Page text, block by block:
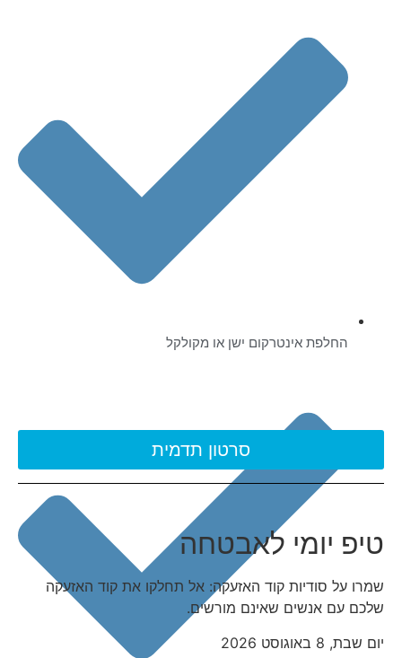
החלפת אינטרקום ישן או מקולקל
סרטון תדמית
טיפ יומי לאבטחה
שמרו על סודיות קוד האזעקה: אל תחלקו את קוד האזעקה
שלכם עם אנשים שאינם מורשים.
יום שבת, 8 באוגוסט 2026